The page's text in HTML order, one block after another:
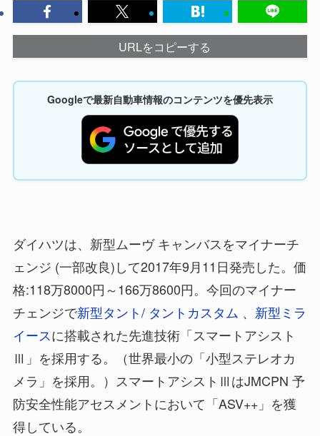
URLをコピーする
Googleで最新自動車情報のコンテンツを優先表示
ダイハツは、新型ムーヴ キャンバスをマイナーチ
ェンジ (一部改良)して2017年9月11日発売した。価
格:118万8000円～166万8600円。今回のマイナー
チェンジで新型タント/ タントカスタム 、 新型ミラ
イースに搭載された先進技術「スマートアシスト
Ⅲ」を採用する。（世界最小の「小型ステレオカ
メラ」を採用。）スマートアシストⅢはJMCPN 予
防安全性能アセスメントにおいて「ASV++」を獲
得している。